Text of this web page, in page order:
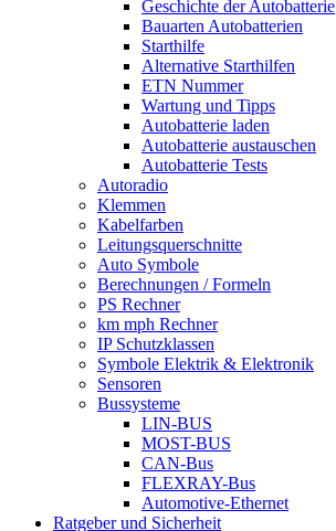
Geschichte der Autobatterie
Bauarten Autobatterien
Starthilfe
Alternative Starthilfen
ETN Nummer
Wartung und Tipps
Autobatterie laden
Autobatterie austauschen
Autobatterie Tests
Autoradio
Klemmen
Kabelfarben
Leitungsquerschnitte
Auto Symbole
Berechnungen / Formeln
PS Rechner
km mph Rechner
IP Schutzklassen
Symbole Elektrik & Elektronik
Sensoren
Bussysteme
LIN-BUS
MOST-BUS
CAN-Bus
FLEXRAY-Bus
Automotive-Ethernet
Ratgeber und Sicherheit